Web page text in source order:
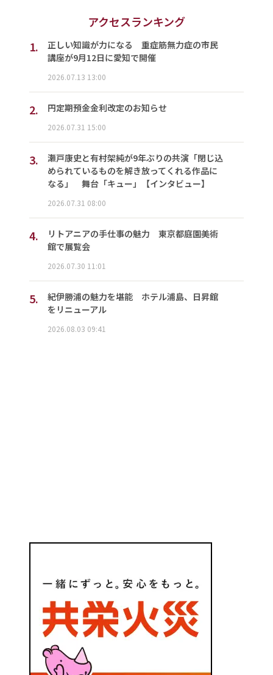
アクセスランキング
1.
正しい知識が力になる 重症筋無力症の市民
講座が9月12日に愛知で開催
2026.07.13 13:00
2. 円定期預金金利改定のお知らせ
2026.07.31 15:00
3.
瀬戸康史と有村架純が9年ぶりの共演「閉じ込
められているものを解き放ってくれる作品に
なる」 舞台「キュー」【インタビュー】
2026.07.31 08:00
4.
リトアニアの手仕事の魅力 東京都庭園美術
館で展覧会
2026.07.30 11:01
5.
紀伊勝浦の魅力を堪能 ホテル浦島、日昇館
をリニューアル
2026.08.03 09:41